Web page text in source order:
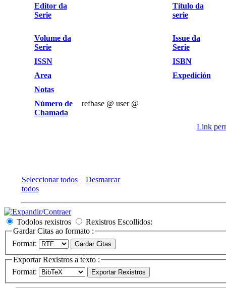
Editor da
Serie
Título da
serie
Volume da
Serie
Issue da
Serie
ISSN
ISBN
Area
Expedición
Notas
Número de
Chamada
refbase @ user @
Link
Seleccionar todos
Desmarcar
todos
Todolos rexistros
Rexistros Escollidos:
Gardar Citas ao formato :
Format:
Exportar Rexistros a texto :
Format: